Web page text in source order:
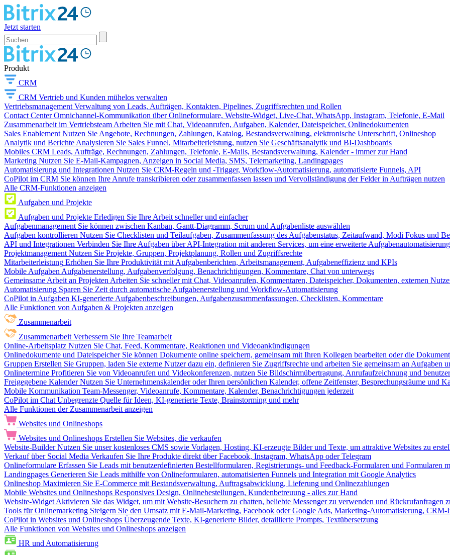
Jetzt starten
Produkt
CRM
CRM Vertrieb und Kunden mühelos verwalten
Vertriebsmanagement Verwaltung von Leads, Aufträgen, Kontakten, Pipelines, Zugriffsrechten und Rollen
Contact Center Omnichannel-Kommunikation über Onlineformulare, Website-Widget, Live-Chat, WhatsApp, Instagram, Telefonie, E-Mail
Zusammenarbeit im Vertriebsteam Arbeiten Sie mit Chat, Videoanrufen, Aufgaben, Kalender, Dateispeicher, Onlinedokumenten
Sales Enablement Nutzen Sie Angebote, Rechnungen, Zahlungen, Katalog, Bestandsverwaltung, elektronische Unterschrift, Onlineshop
Analytik und Berichte Analysieren Sie Sales Funnel, Mitarbeiterleistung, nutzen Sie Geschäftsanalytik und BI-Dashboards
Mobiles CRM Leads, Aufträge, Rechnungen, Zahlungen, Telefonie, E-Mails, Bestandsverwaltung, Kalender - immer zur Hand
Marketing Nutzen Sie E-Mail-Kampagnen, Anzeigen in Social Media, SMS, Telemarketing, Landingpages
Automatisierung und Integrationen Nutzen Sie CRM-Regeln und -Trigger, Workflow-Automatisierung, automatisierte Funnels, API
CoPilot im CRM Sie können Ihre Anrufe transkribieren oder zusammenfassen lassen und Vervollständigung der Felder in Aufträgen nutzen
Alle CRM-Funktionen anzeigen
Aufgaben und Projekte
Aufgaben und Projekte Erledigen Sie Ihre Arbeit schneller und einfacher
Aufgabenmanagement Sie können zwischen Kanban, Gantt-Diagramm, Scrum und Aufgabenliste auswählen
Aufgaben kontrollieren Nutzen Sie Checklisten und Teilaufgaben, Zusammenfassung des Aufgabenstatus, Zeitaufwand, Modi Fokus und
API und Integrationen Verbinden Sie Ihre Aufgaben über API-Integration mit anderen Services, um eine erweiterte
Projektmanagement Nutzen Sie Projekte, Gruppen, Projektplanung, Rollen und Zugriffsrechte
Mitarbeiterleistung Erhöhen Sie Ihre Produktivität mit Aufgabenberichten, Arbeitsmanagement, Aufgabeneffizienz und KPIs
Mobile Aufgaben Aufgabenerstellung, Aufgabenverfolgung, Benachrichtigungen, Kommentare, Chat von unterwegs
Gemeinsame Arbeit an Projekten Arbeiten Sie schneller mit Chat, Videoanrufen, Kommentaren, Dateispeicher, Dokumenten, externen
Automatisierung Sparen Sie Zeit durch automatische Aufgabenerstellung und Workflow-Automatisierung
CoPilot in Aufgaben KI-generierte Aufgabenbeschreibungen, Aufgabenzusammenfassungen, Checklisten, Kommentare
Alle Funktionen von Aufgaben & Projekten anzeigen
Zusammenarbeit
Zusammenarbeit Verbessern Sie Ihre Teamarbeit
Online-Arbeitsplatz Nutzen Sie Chat, Feed, Kommentare, Reaktionen und Videoankündigungen
Onlinedokumente und Dateispeicher Sie können Dokumente online speichern, gemeinsam mit Ihren Kollegen bearbeiten oder die
Gruppen Erstellen Sie Gruppen, laden Sie externe Nutzer dazu ein, definieren Sie Zugriffsrechte und arbeiten Sie gemeinsam an Aufgaben
Onlinetermine Profitieren Sie von Videoanrufen und Videokonferenzen, nutzen Sie Bildschirmübertragung, Anrufaufzeichnung und
Freigegebene Kalender Nutzen Sie Unternehmenskalender oder Ihren persönlichen Kalender, offene Zeitfenster, Besprechungsräume und
Mobile Kommunikation Team-Messenger, Videoanrufe, Kommentare, Kalender, Benachrichtigungen jederzeit
CoPilot im Chat Unbegrenzte Quelle für Ideen, KI-generierte Texte, Brainstorming und mehr
Alle Funktionen der Zusammenarbeit anzeigen
Websites und Onlineshops
Websites und Onlineshops Erstellen Sie Websites, die verkaufen
Website-Builder Nutzen Sie unser kostenloses CMS sowie Vorlagen, Hosting, KI-erzeugte Bilder und Texte, um attraktive Websites zu
Verkauf über Social Media Verkaufen Sie Ihre Produkte direkt über Facebook, Instagram, WhatsApp oder Telegram
Onlineformulare Erfassen Sie Leads mit benutzerdefinierten Bestellformularen, Registrierungs- und Feedback-Formularen und Formularen
Landingpages Generieren Sie Leads mithilfe von Onlineformularen, automatisierten Funnels und Integration mit Google Analytics
Onlineshop Maximieren Sie E-Commerce mit Bestandsverwaltung, Auftragsabwicklung, Lieferung und Onlinezahlungen
Mobile Websites und Onlineshops Responsives Design, Onlinebestellungen, Kundenbetreuung - alles zur Hand
Website-Widget Aktivieren Sie das Widget, um mit Website-Besuchern zu chatten, beliebte Messenger zu verwenden und Rückrufanfragen
Tools für Onlinemarketing Steigern Sie den Umsatz mit E-Mail-Marketing, Facebook oder Google Ads, Marketing-Automatisierung, CRM-
CoPilot in Websites und Onlineshops Überzeugende Texte, KI-generierte Bilder, detaillierte Prompts, Textübersetzung
Alle Funktionen von Websites und Onlineshops anzeigen
HR und Automatisierung